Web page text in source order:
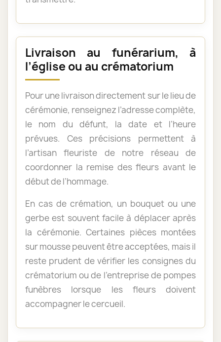
Livraison au funérarium, à
l’église ou au crématorium
Pour une livraison directement sur le lieu de
cérémonie, renseignez l’adresse complète,
le nom du défunt, la date et l’heure
prévues. Ces précisions permettent à
l’artisan fleuriste de notre réseau de
coordonner la remise des fleurs avant le
début de l’hommage.
En cas de crémation, un bouquet ou une
gerbe est souvent facile à déplacer après
la cérémonie. Certaines pièces montées
sur mousse peuvent être acceptées, mais il
reste prudent de vérifier les consignes du
crématorium ou de l’entreprise de pompes
funèbres lorsque les fleurs doivent
accompagner le cercueil.